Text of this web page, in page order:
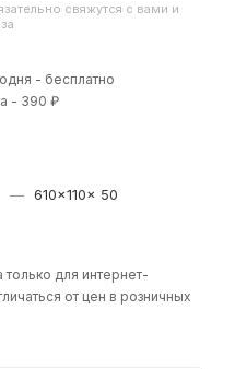
свяжутся с вами и
- бесплатно
- 390 ₽
— 610×110× 50
только для интернет-
от цен в розничных